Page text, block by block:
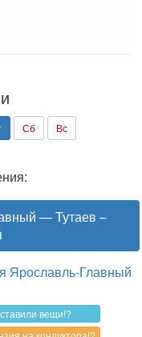
Сб Вс
— Тутаев –
Ярославль-Главный